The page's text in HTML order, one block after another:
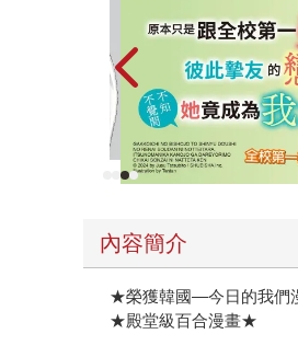
內容簡介
★榮獲韓國—今日的我們
★殿堂級百合漫畫★